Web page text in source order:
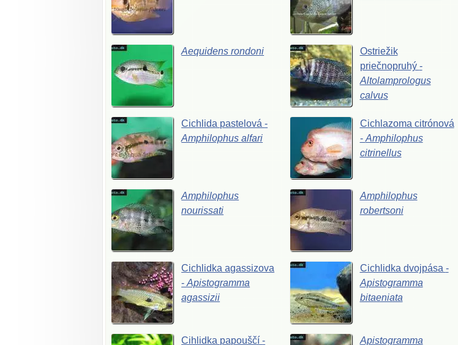
Aequidensrondoni
Ostriežik
priečnopruhý -
Altolamprologus
calvus
Cichlida pastelová-
Amphilophusalfari
Cichlazoma citrónová
- Amphilophus
citrinellus
Amphilophus
nourissati
Amphilophus
robertsoni
Cichlidkaagassizova
-Apistogramma
agassizii
Cichlidka dvojpása -
Apistogramma
bitaeniata
Cihlidka papouščí-
Apistogramma